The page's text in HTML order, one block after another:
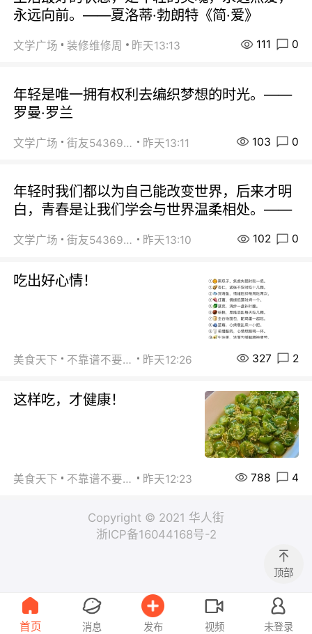
永远向前。——夏洛蒂·勃朗特《简·爱》
文学广场 装修维修周 昨天13:13 111 0
年轻是唯一拥有权利去编织梦想的时光。——
罗曼·罗兰
文学广场 街友54369822 昨天13:11 103 0
年轻时我们都以为自己能改变世界，后来才明
白，青春是让我们学会与世界温柔相处。——
文学广场 街友54369822 昨天13:10 102 0
吃出好心情！
美食天下 不靠谱不要联系 昨天12:26 327 2
这样吃，才健康！
美食天下 不靠谱不要联系 昨天12:23 788 4
Copyright © 2021 华人街
浙ICP备16044168号-2
顶部
首页 消息 发布 视频 未登录